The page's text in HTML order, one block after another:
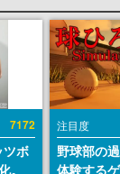
7172
ツボ
。
注目度
野球部の
体験する